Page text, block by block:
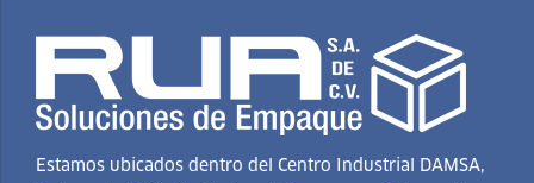
Estamos ubicados dentro del Centro Industrial DAMSA,